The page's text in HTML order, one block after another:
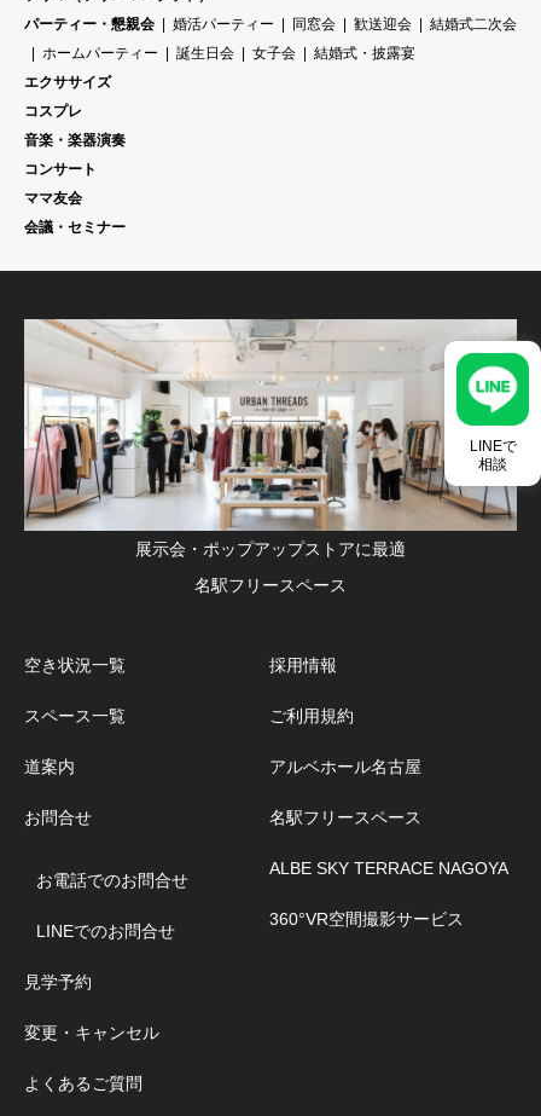
LINEで
相談
パーティー・懇親会
婚活パーティー 同窓会 歓送迎会
結婚式二次会
ホームパーティー
誕生日会 女子会
結婚式・披露宴
エクササイズ
コスプレ
音楽・楽器演奏
コンサート
ママ友会
会議・セミナー
展示会・ポップアップストアに最適
名駅フリースペース
空き状況一覧
スペース一覧
道案内
お問合せ
お電話でのお問合せ
LINEでのお問合せ
見学予約
変更・キャンセル
よくあるご質問
採用情報
ご利用規約
アルベホール名古屋
名駅フリースペース
ALBE SKY TERRACE NAGOYA
360°VR空間撮影サービス